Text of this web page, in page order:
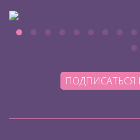
ПОДПИСАТЬСЯ